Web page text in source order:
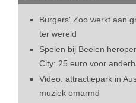
Burgers' Zoo werkt aan
ter wereld
Spelen bij Beelen
City: 25 euro voor
Video: attractiepark in
muziek omarmd